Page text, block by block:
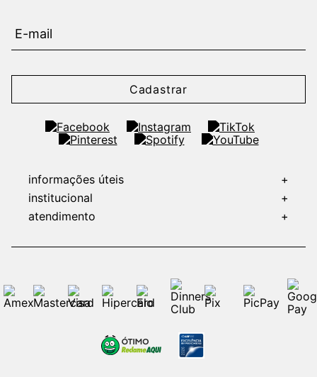
Cadastrar
informações úteis
+
institucional
+
atendimento
+